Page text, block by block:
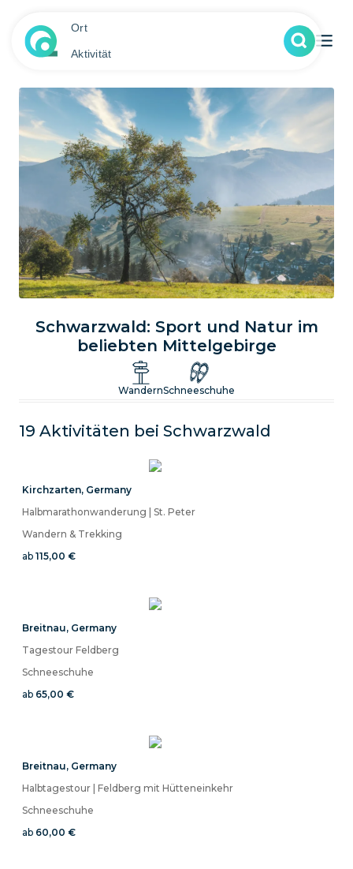
Ort
Aktivität
Schwarzwald: Sport und Natur im
beliebten Mittelgebirge
Genieße tolle Sporttouren, Kurse und Ausrüstungsverleih
WandernSchneeschuhe
19 Aktivitäten bei Schwarzwald
Kirchzarten, Germany
Halbmarathonwanderung | St. Peter
Wandern & Trekking
ab 115,00 €
Breitnau, Germany
Tagestour Feldberg
Schneeschuhe
ab 65,00 €
Breitnau, Germany
Halbtagestour | Feldberg mit Hütteneinkehr
Schneeschuhe
ab 60,00 €